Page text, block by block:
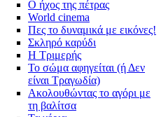
Ο ήχος της πέτρας
World cinema
Πες το δυναμικά με εικόνες!
Σκληρό καρύδι
Η Τριμερής
Το σώμα αφηγείται (ή Δεν
είναι Τραγωδία)
Ακολουθώντας το αγόρι με
τη βαλίτσα